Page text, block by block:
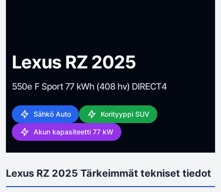
Lexus RZ 2025
550e F Sport 77 kWh (408 hv) DIRECT4
Sähkö Auto Korityyppi SUV
Akun kapasiteetti 77 kW
Lexus RZ 2025 Tärkeimmät tekniset tiedot